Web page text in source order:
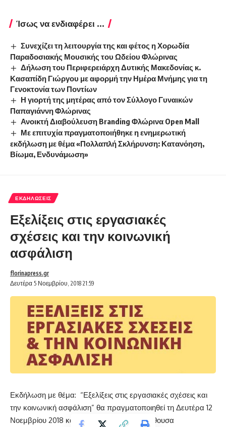
Ίσως να ενδιαφέρει ...
Συνεχίζει τη λειτουργία της και φέτος η Χορωδία
Παραδοσιακής Μουσικής του Ωδείου Φλώρινας
Δήλωση του Περιφερειάρχη Δυτικής Μακεδονίας κ.
Κασαπίδη Γιώργου με αφορμή την Ημέρα Μνήμης για τη
Γενοκτονία των Ποντίων
Η γιορτή της μητέρας από τον Σύλλογο Γυναικών
Παπαγιάννη Φλώρινας
Ανοικτή Διαβούλευση Branding Φλώρινα Open Mall
Με επιτυχία πραγματοποιήθηκε η ενημερωτική
εκδήλωση με θέμα «Πολλαπλή Σκλήρυνση: Κατανόηση,
Βίωμα, Ενδυνάμωση»
ΕΚΔΗΛΏΣΕΙΣ
Εξελίξεις στις εργασιακές
σχέσεις και την κοινωνική
ασφάλιση
Δευτέρα 5 Νοεμβρίου, 2018 21:59
florinapress.gr
Εκδήλωση με θέμα: “Εξελίξεις στις εργασιακές σχέσεις και
την κοινωνική ασφάλιση” θα πραγματοποιηθεί τη Δευτέρα 12
Νοεμβρίου 2018 και ώρα 18:00 μ.μ. στην αίθουσα